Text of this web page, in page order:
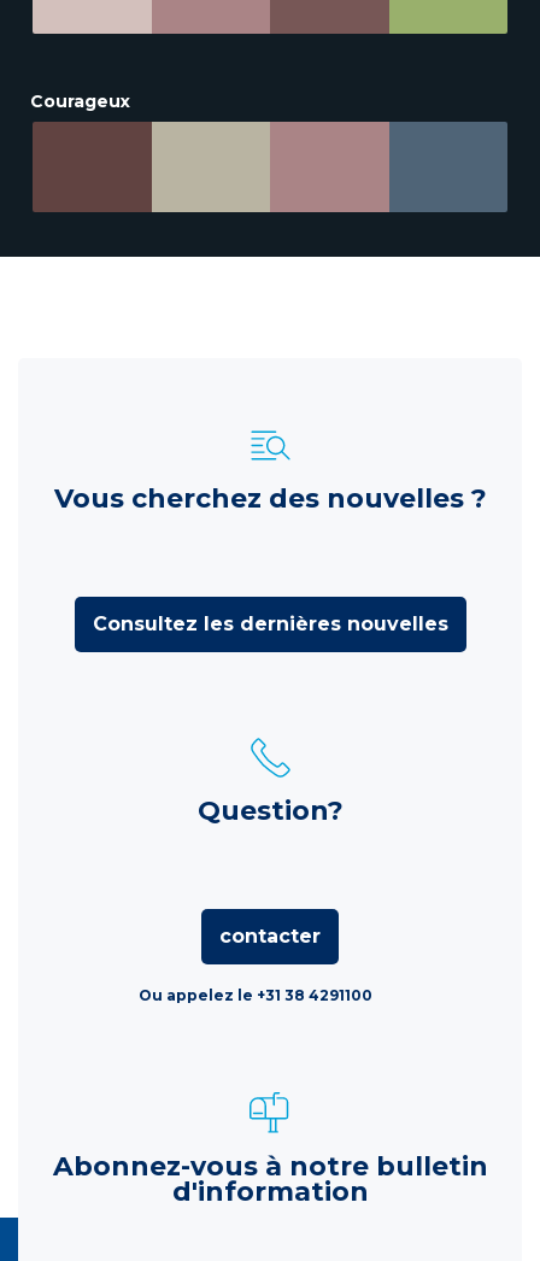
Courageux
Vous cherchez des nouvelles ?
Consultez les dernières nouvelles
Question?
contacter
Ou appelez le +31 38 4291100
Abonnez-vous à notre bulletin
d'information